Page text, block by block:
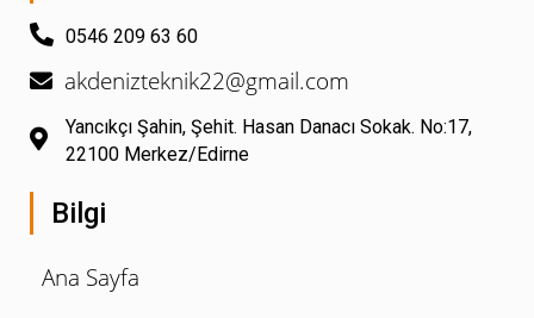
0546 209 63 60
akdenizteknik22@gmail.com
Yancıkçı Şahin, Şehit. Hasan Danacı Sokak. No:17,
22100 Merkez/Edirne
Bilgi
Ana Sayfa